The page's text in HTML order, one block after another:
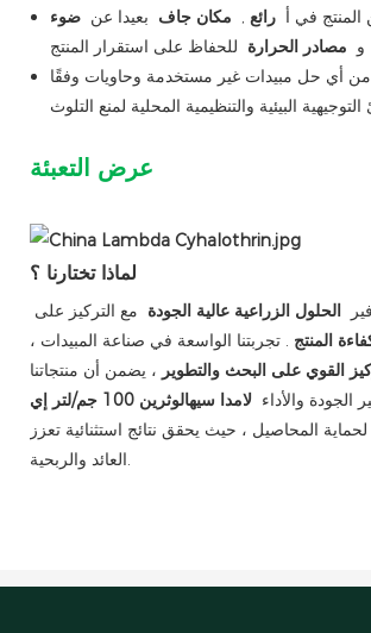
المنتج في أ رائع , مكان جاف بعيدا عن ضوء
و مصادر الحرارة
أي حل مبيدات غير مستخدمة وحاويات وفقًا
عرض التعبئة
لماذا تختارنا ؟
الحلول الزراعية عالية الجودة مع التركيز على
المنتج . تجربتنا الواسعة في صناعة المبيدات ،
القوي على البحث والتطوير ، يضمن أن منتجاتنا
الجودة والأداء
لامدا سيهالوثرين 100 جم/لتر إي
المحاصيل ، حيث يحقق نتائج استثنائية تعزز
العائد والربحية.